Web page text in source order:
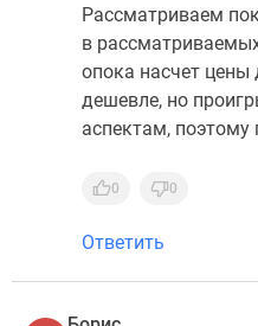
Рассматриваем
в
опока насчет
дешевле, но
аспектам,
0 0
Ответить